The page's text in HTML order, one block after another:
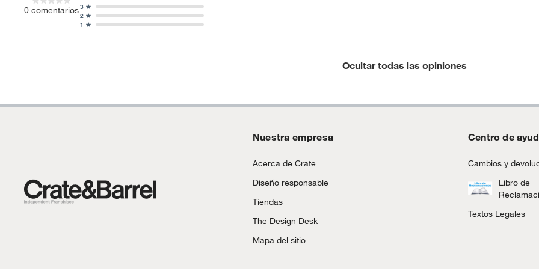
0 comentarios
1
2
3
Ocultar todas las opiniones
Nuestra empresa
Acerca de Crate
Diseño responsable
Tiendas
The Design Desk
Mapa del sitio
Centro de
Cambios y
Libro de
Textos Legales